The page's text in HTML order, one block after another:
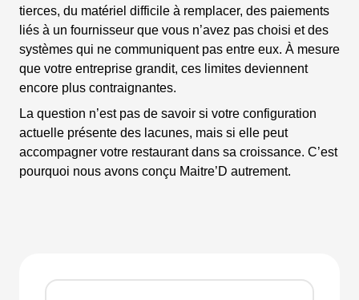
tierces, du matériel difficile à remplacer, des paiements
liés à un fournisseur que vous n’avez pas choisi et des
systèmes qui ne communiquent pas entre eux. À mesure
que votre entreprise grandit, ces limites deviennent
encore plus contraignantes.
La question n’est pas de savoir si votre configuration
actuelle présente des lacunes, mais si elle peut
accompagner votre restaurant dans sa croissance. C’est
pourquoi nous avons conçu Maitre’D autrement.